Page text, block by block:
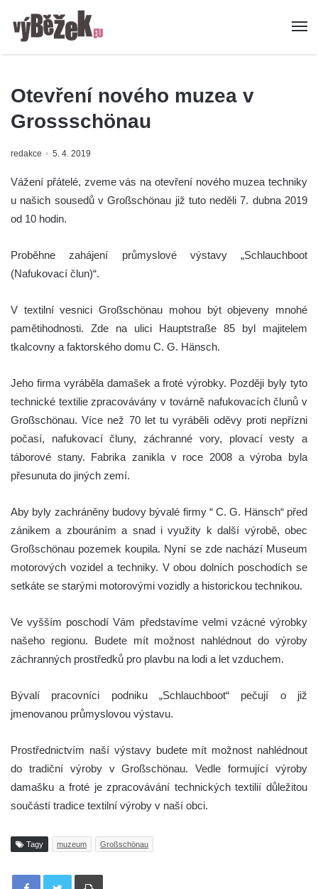
Otevření nového muzea v
Grossschönau
redakce 5. 4. 2019
Vážení přátelé, zveme vás na otevření nového muzea techniky
u našich sousedů v Großschönau již tuto neděli 7. dubna 2019
od 10 hodin.
Proběhne zahájení průmyslové výstavy „Schlauchboot
(Nafukovací člun)“.
V textilní vesnici Großschönau mohou být objeveny mnohé
pamětihodnosti. Zde na ulici Hauptstraße 85 byl majitelem
tkalcovny a faktorského domu C. G. Hänsch.
Jeho firma vyráběla damašek a froté výrobky. Později byly tyto
technické textilie zpracovávány v továrně nafukovacích člunů v
Großschönau. Více než 70 let tu vyráběli oděvy proti nepřízni
počasí, nafukovací čluny, záchranné vory, plovací vesty a
táborové stany. Fabrika zanikla v roce 2008 a výroba byla
přesunuta do jiných zemí.
Aby byly zachráněny budovy bývalé firmy “ C. G. Hänsch“ před
zánikem a zbouráním a snad i využity k další výrobě, obec
Großschönau pozemek koupila. Nyní se zde nachází Museum
motorových vozidel a techniky. V obou dolních poschodích se
setkáte se starými motorovými vozidly a historickou technikou.
Ve vyšším poschodí Vám představíme velmi vzácné výrobky
našeho regionu. Budete mít možnost nahlédnout do výroby
záchranných prostředků pro plavbu na lodi a let vzduchem.
Bývalí pracovníci podniku „Schlauchboot“ pečují o již
jmenovanou průmyslovou výstavu.
Prostřednictvím naší výstavy budete mít možnost nahlédnout
do tradiční výroby v Großschönau. Vedle formující výroby
damašku a froté je zpracovávání technických textilií důležitou
součástí tradice textilní výroby v naší obci.
Tagy muzeum Großschönau
Tisknout